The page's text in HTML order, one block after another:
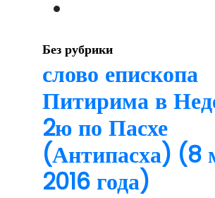
и
конкурс
Без рубрики
слово епископа
Питирима в
2ю по Пасхе
(Антипасха) (8
2016 года)